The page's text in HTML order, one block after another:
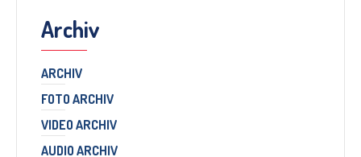
Archiv
ARCHIV
FOTO ARCHIV
VIDEO ARCHIV
AUDIO ARCHIV